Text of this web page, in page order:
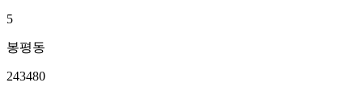
5
봉평동
243480